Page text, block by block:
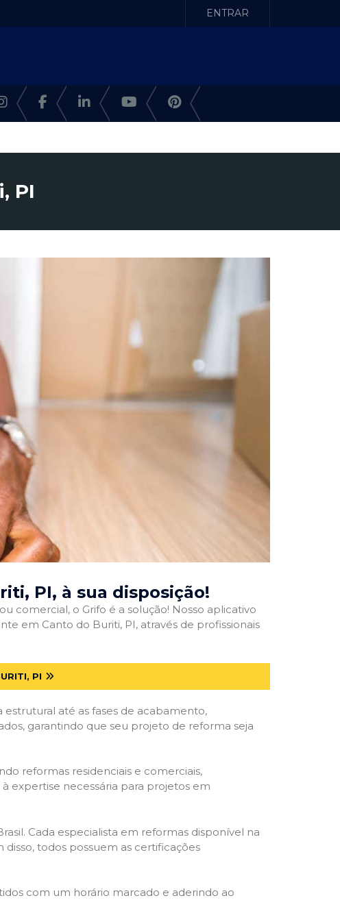
ENTRAR
PI
PI, à sua disposição!
comercial, o Grifo é a solução! Nosso aplicativo
em Canto do Buriti, PI, através de profissionais
PI
até as fases de acabamento,
garantindo que seu projeto de reforma seja
reformas residenciais e comerciais,
expertise necessária para projetos em
Cada especialista em reformas disponível na
todos possuem as certificações
com um horário marcado e aderindo ao